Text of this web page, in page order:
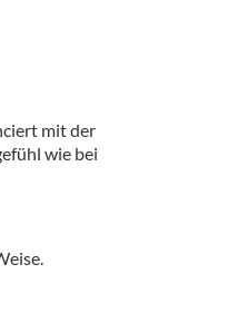
mit der
wie bei